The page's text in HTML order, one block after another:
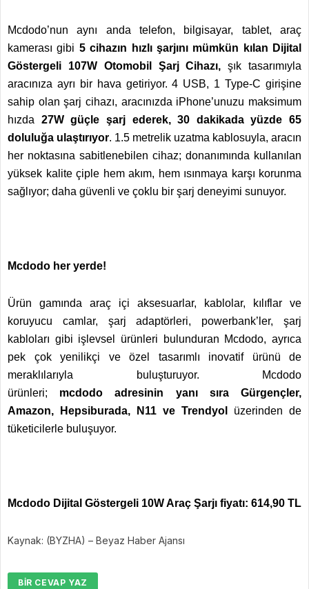
Mcdodo’nun aynı anda telefon, bilgisayar, tablet, araç
kamerası gibi 5 cihazın hızlı şarjını mümkün kılan Dijital
Göstergeli 107W Otomobil Şarj Cihazı,şık tasarımıyla
aracınıza ayrı bir hava getiriyor. 4 USB, 1 Type-C girişine
sahip olan şarj cihazı, aracınızda iPhone’unuzu maksimum
hızda 27W güçle şarj ederek, 30 dakikada yüzde 65
doluluğa ulaştırıyor. 1.5 metrelik uzatma kablosuyla, aracın
her noktasına sabitlenebilen cihaz; donanımında kullanılan
yüksek kalite çiple hem akım, hem ısınmaya karşı korunma
sağlıyor; daha güvenli ve çoklu bir şarj deneyimi sunuyor.
Mcdodo her yerde!
Ürün gamında araç içi aksesuarlar, kablolar, kılıflar ve
koruyucu camlar, şarj adaptörleri, powerbank’ler, şarj
kabloları gibi işlevsel ürünleri bulunduran Mcdodo, ayrıca
pek çok yenilikçi ve özel tasarımlı inovatif ürünü de
meraklılarıyla buluşturuyor. Mcdodo
ürünleri; mcdodo adresinin yanı sıra Gürgençler,
Amazon, Hepsiburada, N11 ve Trendyol üzerinden de
tüketicilerle buluşuyor.
Mcdodo Dijital Göstergeli 10W Araç Şarjı fiyatı: 614,90 TL
Kaynak: (BYZHA) – Beyaz Haber Ajansı
BIR CEVAP YAZ